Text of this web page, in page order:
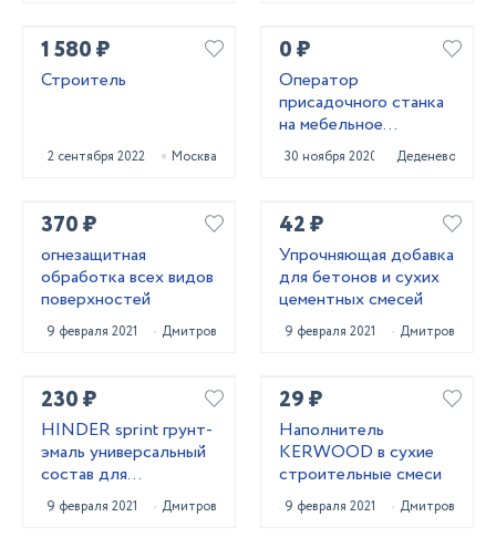
1 580 ₽
Строитель
2 сентября 2022 Москва
0 ₽
Оператор
присадочного станка
на мебельное
производство
30 ноября 2020 Деденево
370 ₽
огнезащитная
обработка всех видов
поверхностей
9 февраля 2021 Дмитров
42 ₽
Упрочняющая добавка
для бетонов и сухих
цементных смесей
9 февраля 2021 Дмитров
230 ₽
HINDER sprint грунт-
эмаль универсальный
состав для
восстановления
внешнего вида
9 февраля 2021 Дмитров
29 ₽
Наполнитель
KERWOOD в сухие
строительные смеси
9 февраля 2021 Дмитров